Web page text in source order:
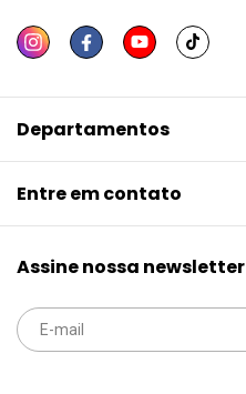
Departamentos
Entre em contato
Assine nossa newsletter